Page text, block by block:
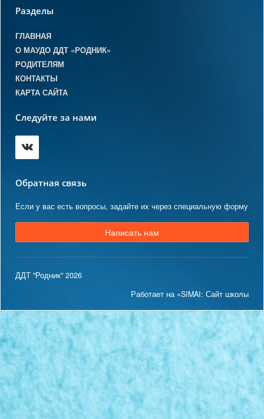
Разделы
ГЛАВНАЯ
О МАУДО ДДТ «РОДНИК»
РОДИТЕЛЯМ
КОНТАКТЫ
КАРТА САЙТА
Следуйте за нами
Обратная связь
Если у вас есть вопросы, задайте их через специальную форму
Написать нам
ДДТ "Родник" 2026
Работает на «SIMAI: Сайт школы